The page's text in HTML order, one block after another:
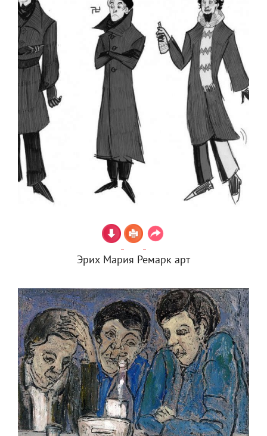
Эрих Мария Ремарк арт